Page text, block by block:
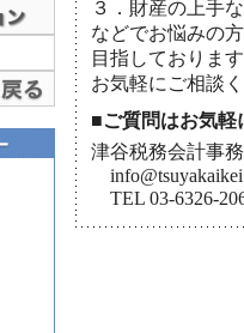
３．財産の上手
などでお悩みの
目指しておりま
お気軽にご相談
■ご質問はお気軽
津谷税務会計事
TEL 03-6326-